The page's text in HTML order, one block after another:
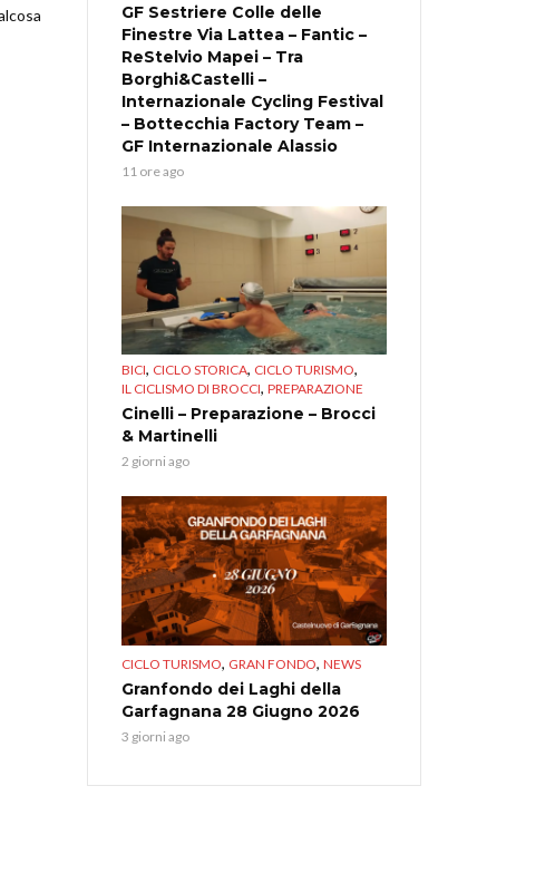
GF Sestriere Colle delle
Finestre Via Lattea – Fantic –
ReStelvio Mapei – Tra
Borghi&Castelli –
Internazionale Cycling Festival
– Bottecchia Factory Team –
GF Internazionale Alassio
11 ore ago
BICI, CICLO STORICA, CICLO TURISMO,
IL CICLISMO DI BROCCI, PREPARAZIONE
Cinelli – Preparazione – Brocci
& Martinelli
2 giorni ago
CICLO TURISMO, GRAN FONDO, NEWS
Granfondo dei Laghi della
Garfagnana 28 Giugno 2026
3 giorni ago